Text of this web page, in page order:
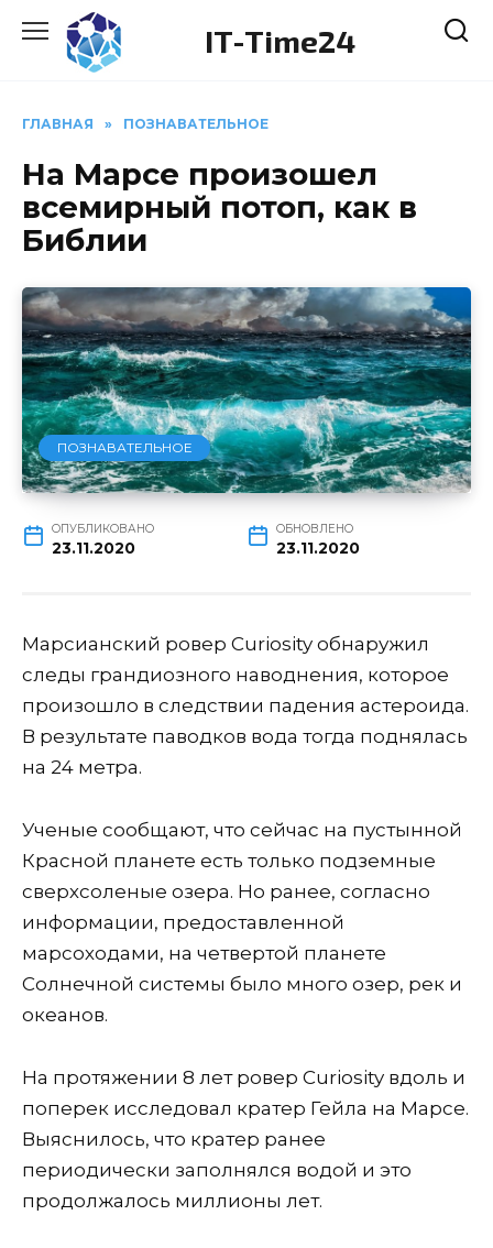
Перейти
содержанию
IT-Time24
ГЛАВНАЯ » ПОЗНАВАТЕЛЬНОЕ
На Марсе произошел
всемирный потоп, как в
Библии
ПОЗНАВАТЕЛЬНОЕ
ОПУБЛИКОВАНО
23.11.2020
ОБНОВЛЕНО
23.11.2020
Марсианский ровер Curiosity обнаружил
следы грандиозного наводнения, которое
произошло в следствии падения астероида.
В результате паводков вода тогда поднялась
на 24 метра.
Ученые сообщают, что сейчас на пустынной
Красной планете есть только подземные
сверхсоленые озера. Но ранее, согласно
информации, предоставленной
марсоходами, на четвертой планете
Солнечной системы было много озер, рек и
океанов.
На протяжении 8 лет ровер Curiosity вдоль и
поперек исследовал кратер Гейла на Марсе.
Выяснилось, что кратер ранее
периодически заполнялся водой и это
продолжалось миллионы лет.